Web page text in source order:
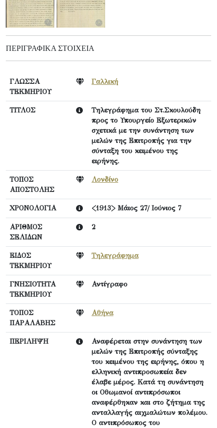
ΠΕΡΙΓΡΑΦΙΚΆ ΣΤΟΙΧΕΊΑ
ΓΛΩΣΣΑ
ΤΕΚΜΗΡΙΟΥ
Γαλλική
ΤΙΤΛΟΣ
Τηλεγράφημα του Στ.Σκουλούδη
προς το Υπουργείο Εξωτερικών
σχετικά με την συνάντηση των
μελών της Επιτροπής για την
σύνταξη του κειμένου της
ειρήνης.
ΤΟΠΟΣ
ΑΠΟΣΤΟΛΗΣ
Λονδίνο
ΧΡΟΝΟΛΟΓΙΑ <1913> Μάιος 27/ Ιούνιος 7
ΑΡΙΘΜΟΣ
ΣΕΛΙΔΩΝ
2
ΕΙΔΟΣ
ΤΕΚΜΗΡΙΟΥ
Τηλεγράφημα
ΓΝΗΣΙΟΤΗΤΑ
ΤΕΚΜΗΡΙΟΥ
Αντίγραφο
ΤΟΠΟΣ
ΠΑΡΑΛΑΒΗΣ
Αθήνα
ΠΕΡΙΛΗΨΗ
Αναφέρεται στην συνάντηση των
μελών της Επιτροπής σύνταξης
του κειμένου της ειρήνης, όπου η
ελληνική αντιπροσωπεία δεν
έλαβε μέρος. Κατά τη συνάντηση
οι Οθωμανοί αντιπρόσωποι
αναφέρθηκαν και στο ζήτημα της
ανταλλαγής αιχμαλώτων πολέμου.
Ο αντιπρόσωπος του